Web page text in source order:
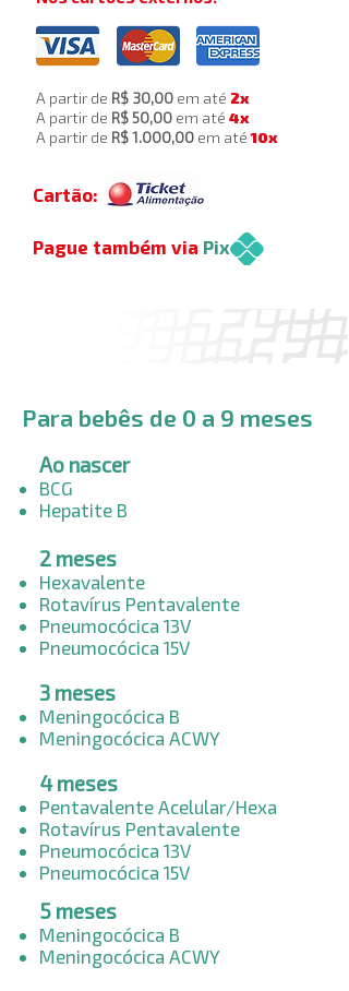
A partir de R$ 30,00 em até 2x
A partir de R$ 50,00 em até 4x
A partir de R$ 1.000,00 em até 10x
Cartão:
Pague também via Pix
Para bebês de 0 a 9 meses
Ao nas​cer
BCG
Hepatite B
2 meses​
Hexavalente
Rotavírus Pentavalente
Pneumocócica 13V
Pneumocócica 15V
3 meses​
Meningocócica B
Meningocócica ACWY
4 meses​
Pentavalente Acelular/Hexa
Rotavírus Pentavalente
Pneumocócica 13V
Pneumocócica 15V
5 meses​
Meningocócica B
Meningocócica ACWY